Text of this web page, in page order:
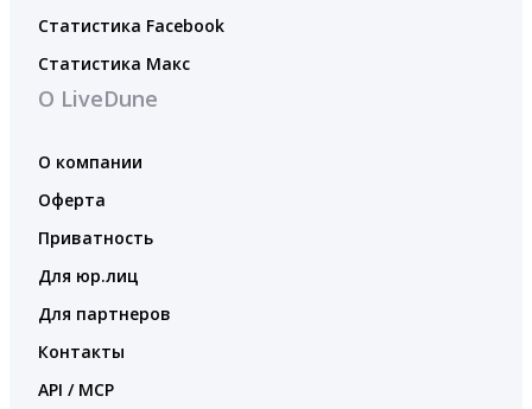
Статистика Facebook
Статистика Макс
О LiveDune
О компании
Оферта
Приватность
Для юр.лиц
Для партнеров
Контакты
API / MCP